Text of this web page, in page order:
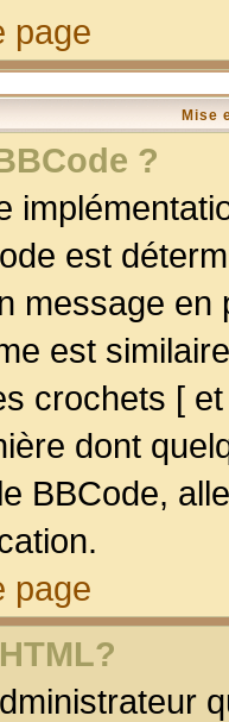
page
Mise
?
est
message
est
crochets [
dont
BBCode,
page